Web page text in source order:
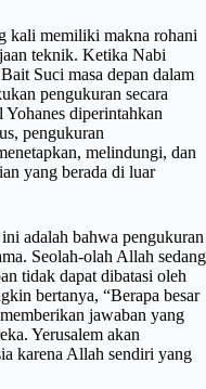
kali memiliki makna rohani
teknik. Ketika Nabi
Suci masa depan dalam
pengukuran secara
diperintahkan
pengukuran
melindungi, dan
yang berada di luar
adalah bahwa pengukuran
Seolah-olah Allah sedang
tidak dapat dibatasi oleh
bertanya, “Berapa besar
jawaban yang
Yerusalem akan
karena Allah sendiri yang